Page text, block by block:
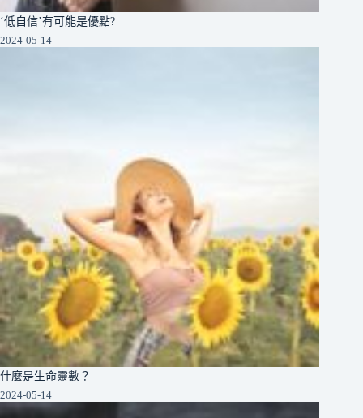
‘低自信’有可能是優點?
2024-05-14
什麼是生命靈數？
2024-05-14